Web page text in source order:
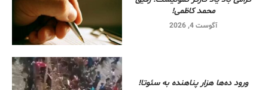
محمد کاظمی!
آگوست 4, 2026
ورود ده‌ها هزار پناهنده به سئوتا!